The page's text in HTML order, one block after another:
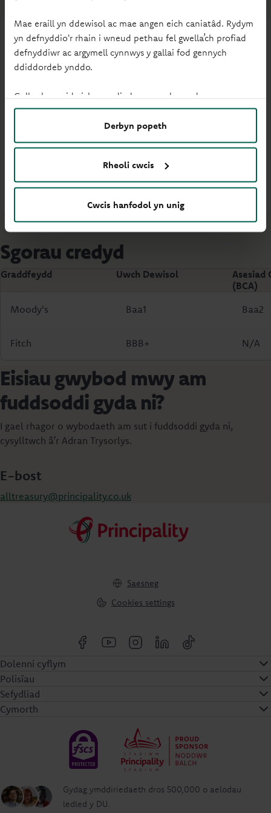
Mae eraill yn ddewisol ac mae angen eich caniatâd. Rydym
yn defnyddio'r rhain i wneud pethau fel gwella’ch profiad
defnyddiwr ac argymell cynnwys y gallai fod gennych
ddiddordeb ynddo.
Gallwch newid eich gosodiadau ar unrhyw adeg.
Derbyn popeth
Rheoli cwcis
Cwcis hanfodol yn unig
Dysgwch fwy am ein Rhaglen Bondiau
Gorchuddiedig, gan gynnwys y prosbectws cyfredol,
adroddiadau buddsoddwyr misol ac adroddiadau
Rhagor o wybodaeth
Sgorau credyd
Graddfeydd Uwch Dewisol
Asesiad
(BCA)
Moody's
Baa1 Baa2
Fitch BBB+ N/A
Eisiau gwybod mwy am
fuddsoddi gyda ni?
I gael rhagor o wybodaeth am sut i fuddsoddi gyda ni,
cysylltwch â’r Adran Trysorlys.
E-bost
alltreasury@principality.co.uk
Saesneg
Cookies settings
Dolenni cyflym
Polisïau
Sefydliad
Cymorth
Gydag ymddiriedaeth dros 500,000 o aelodau
ledled y DU.